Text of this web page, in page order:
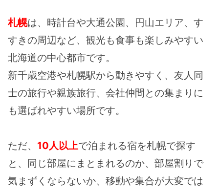
札幌は、時計台や大通公園、円山エリア、す
すきの周辺など、観光も食事も楽しみやすい
北海道の中心都市です。
新千歳空港や札幌駅から動きやすく、友人同
士の旅行や親族旅行、会社仲間との集まりに
も選ばれやすい場所です。
ただ、 10人以上で泊まれる宿を札幌で探す
と、同じ部屋にまとまれるのか、部屋割りで
気まずくならないか、移動や集合が大変では